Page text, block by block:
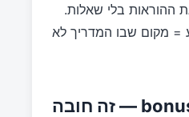
ההוראות בלי שאלות.
= מקום שבו המדריך לא